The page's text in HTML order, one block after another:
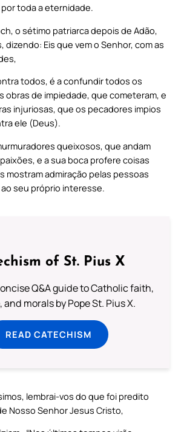
toda a eternidade.
o sétimo patriarca depois de Adão,
Eis que vem o Senhor, com as
todos, é a confundir todos os
obras de impiedade, que cometeram, e
injuriosas, que os pecadores impios
ele (Deus).
queixosos, que andam
e a sua boca profere coisas
mostram admiração pelas pessoas
seu próprio interesse.
of St. Pius X
Q&A guide to Catholic faith,
morals by Pope St. Pius X.
READ CATECHISM
lembrai-vos do que foi predito
Nosso Senhor Jesus Cristo,